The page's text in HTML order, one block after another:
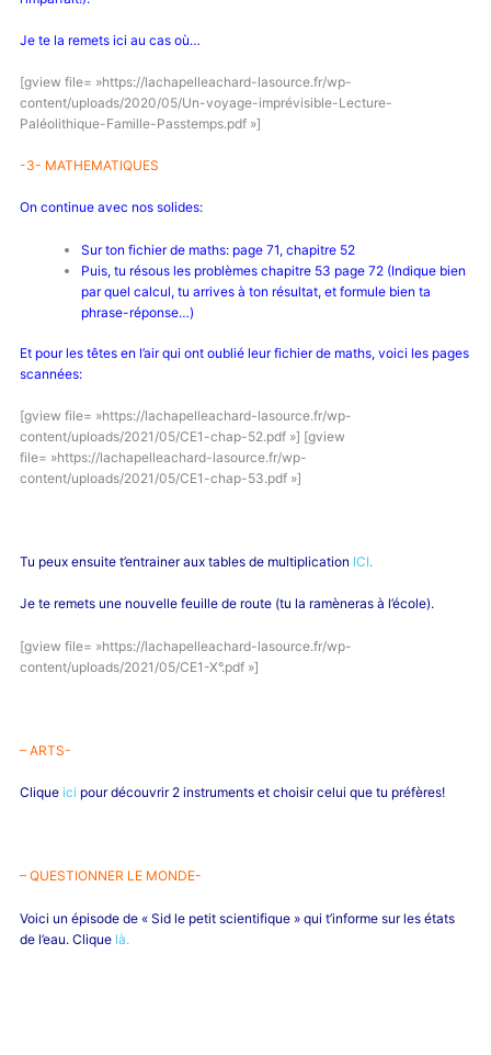
Je te la remets ici au cas où…
[gview file= »https://lachapelleachard-lasource.fr/wp-
content/uploads/2020/05/Un-voyage-imprévisible-Lecture-
Paléolithique-Famille-Passtemps.pdf »]
-3- MATHEMATIQUES
On continue avec nos solides:
Sur ton fichier de maths: page 71, chapitre 52
Puis, tu résous les problèmes chapitre 53 page 72 (Indique bien
par quel calcul, tu arrives à ton résultat, et formule bien ta
phrase-réponse…)
Et pour les têtes en l’air qui ont oublié leur fichier de maths, voici les pages
scannées:
[gview file= »https://lachapelleachard-lasource.fr/wp-
content/uploads/2021/05/CE1-chap-52.pdf »] [gview
file= »https://lachapelleachard-lasource.fr/wp-
content/uploads/2021/05/CE1-chap-53.pdf »]
Tu peux ensuite t’entrainer aux tables de multiplication ICI.
Je te remets une nouvelle feuille de route (tu la ramèneras à l’école).
[gview file= »https://lachapelleachard-lasource.fr/wp-
content/uploads/2021/05/CE1-X°.pdf »]
– ARTS-
Clique ici pour découvrir 2 instruments et choisir celui que tu préfères!
– QUESTIONNER LE MONDE-
Voici un épisode de « Sid le petit scientifique » qui t’informe sur les états
de l’eau. Clique là.